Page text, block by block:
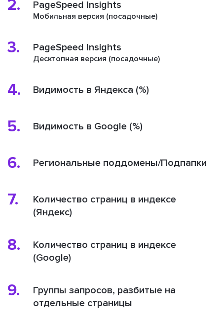
2. PageSpeed Insights
Мобильная версия (посадочные)
3. PageSpeed Insights
Десктопная версия (посадочные)
4. Видимость в Яндекса (%)
5. Видимость в Google (%)
6. Региональные поддомены/Подпапки
7.
Количество страниц в индексе
(Яндекс)
8.
Количество страниц в индексе
(Google)
9.
Группы запросов, разбитые на
отдельные страницы